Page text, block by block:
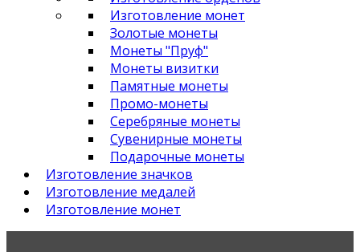
Изготовление монет
Золотые монеты
Монеты "Пруф"
Монеты визитки
Памятные монеты
Промо-монеты
Серебряные монеты
Сувенирные монеты
Подарочные монеты
Изготовление значков
Изготовление медалей
Изготовление монет